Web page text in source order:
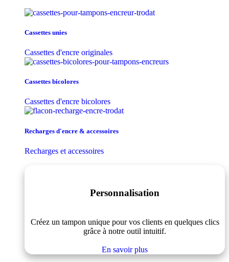
Cassettes unies
Cassettes d'encre originales
Cassettes bicolores
Cassettes d'encre bicolores
Recharges d'encre & accessoires
Recharges et accessoires
Personnalisation
Créez un tampon unique pour vos clients en quelques clics
grâce à notre outil intuitif.
En savoir plus